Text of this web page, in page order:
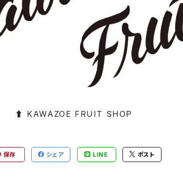
⬆︎ KAWAZOE FRUIT SHOP
保存 シェア LINE ポスト